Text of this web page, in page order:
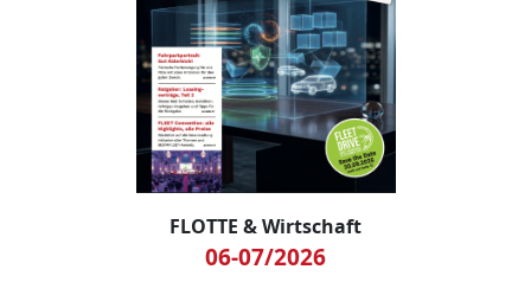
FLOTTE & Wirtschaft
06-07/2026